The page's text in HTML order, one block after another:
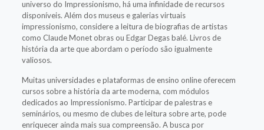
universo do Impressionismo, há uma infinidade de recursos
disponíveis. Além dos museus e galerias virtuais
impressionismo, considere a leitura de biografias de artistas
como Claude Monet obras ou Edgar Degas balé. Livros de
história da arte que abordam o período são igualmente
valiosos.
Muitas universidades e plataformas de ensino online oferecem
cursos sobre a história da arte moderna, com módulos
dedicados ao Impressionismo. Participar de palestras e
seminários, ou mesmo de clubes de leitura sobre arte, pode
enriquecer ainda mais sua compreensão. A busca por